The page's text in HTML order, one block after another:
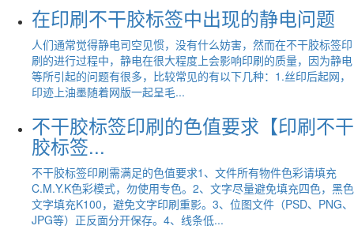
在印刷不干胶标签中出现的静电问题
人们通常觉得静电司空见惯，没有什么妨害，然而在不干胶标签印
刷的进行过程中，静电在很大程度上会影响印刷的质量，因为静电
等所引起的问题有很多，比较常见的有以下几种：1.丝印后起网，
印迹上油墨随着网版一起呈毛...
不干胶标签印刷的色值要求【印刷不干
胶标签...
不干胶标签印刷需满足的色值要求1、文件所有物件色彩请填充
C.M.Y.K色彩模式，勿使用专色。2、文字尽量避免填充四色，黑色
文字填充K100，避免文字印刷重影。3、位图文件（PSD、PNG、
JPG等）正反面分开保存。4、线条低...